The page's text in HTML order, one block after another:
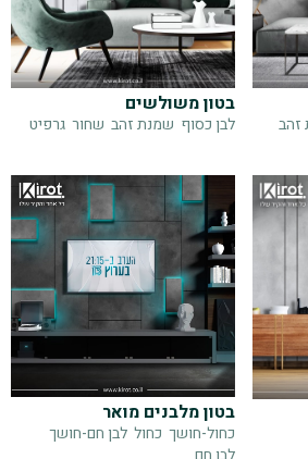
זהב
בטון משולשים
לבן כסוף שמנת זהב שחור גרפיט
בטון מלבנים מואר
כחול-חושך כחול לבן חם-חושך